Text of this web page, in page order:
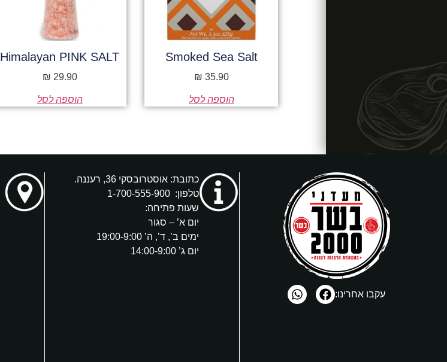
Smoked Sea Salt
35.90
₪
הוספה לסל
Himalayan PINK SALT
29.90
₪
הוספה לסל
עקבו אחרינו:
כתובת: אוסטרובסקי 36, רעננה.
טלפון:1-700-555-900
שעות פתיחה:
יום א’ – סגור
ימים ב’, ד’, ה’ 19:00-9:00
יום ג’ 14:00-9:00